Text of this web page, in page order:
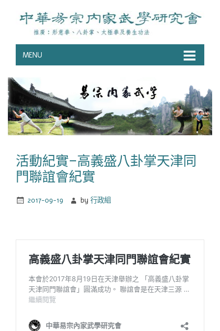
MENU
活動紀實–高義盛八卦掌天津同
門聯誼會紀實
2017-09-19 by行政組